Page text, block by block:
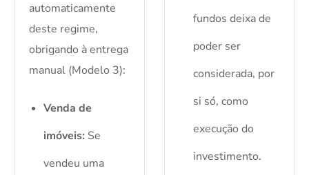
automaticamente
deste regime,
obrigando à entrega
manual (Modelo 3):
Venda de
imóveis: Se
vendeu uma
fundos deixa de
poder ser
considerada, por
si só, como
execução do
investimento.